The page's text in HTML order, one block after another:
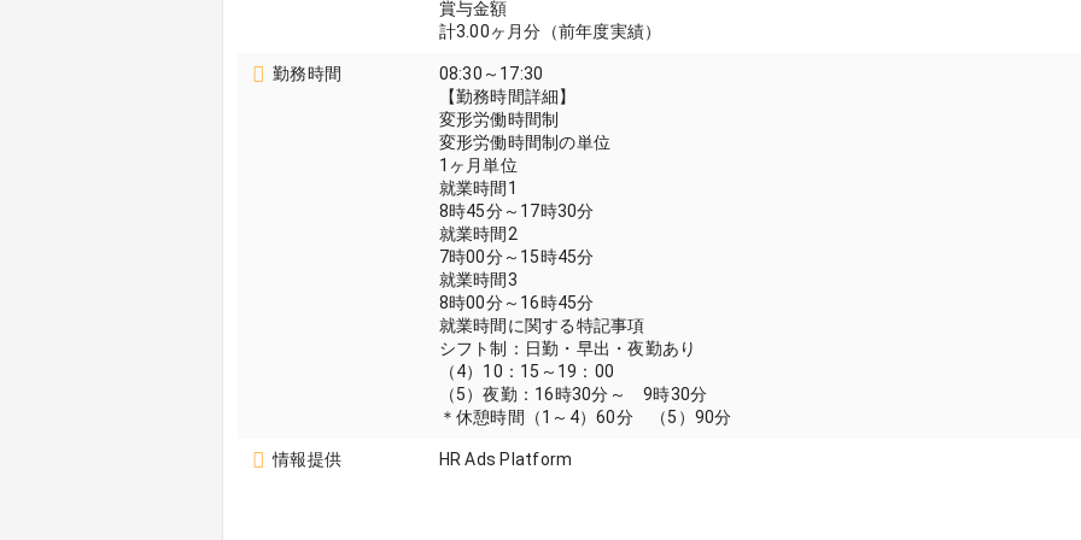
賞与金額
計3.00ヶ月分（前年度実績）
勤務時間
08:30～17:30
【勤務時間詳細】
変形労働時間制
変形労働時間制の単位
1ヶ月単位
就業時間1
8時45分～17時30分
就業時間2
7時00分～15時45分
就業時間3
8時00分～16時45分
就業時間に関する特記事項
シフト制：日勤・早出・夜勤あり
（4）10：15～19：00
（5）夜勤：16時30分～ 9時30分
＊休憩時間（1～4）60分 （5）90分
情報提供 HR Ads Platform